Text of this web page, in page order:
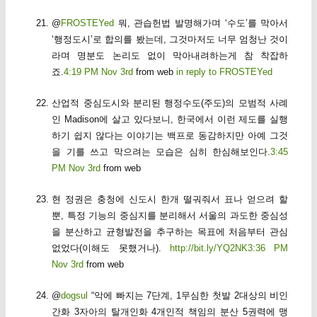
@ FROSTEYed 뭐, 관습헌법 발명해가며 ‘수도’를 막아서
‘행정도시’로 합의를 봤는데, 그것마저도 너무 엄청난 것이
라며 명분도 논리도 없이 막아내려하는게 참 착잡하
죠.4:19 PM Nov 3rd from web in reply to FROSTEYed
산업적 중심도시와 분리된 행정수도(주도)의 모범적 사례
인 Madison에 살고 있다보니, 한국에서 이런 제도를 실행
하기 쉽지 않다는 이야기는 백프로 동감하지만 아예 그것
을 기를 쓰고 막으려는 모습은 심히 한심해보인다.3:45
PM Nov 3rd from web
현 정권은 충청에 신도시 한개 떨궈줘서 표나 얻으려 할
뿐, 특정 기능의 중심지를 분리해서 서울의 과도한 중심성
을 분산하고 균형발전을 추구하는 목표에 처음부터 관심
없었다(이해도 못했거나).
http://bit.ly/YQ2NK3:36 PM
Nov 3rd from web
@dogsul “악에 빠지는 7단계, 1무심한 첫발 2대상의 비인
간화 3자아의 탈개인화 4개인적 책임의 분산 5권력에 맹